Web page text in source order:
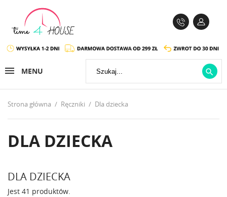
MENU 
Strona główna Ręczniki Dla dziecka
DLA DZIECKA
DLA DZIECKA
Jest 41 produktów.